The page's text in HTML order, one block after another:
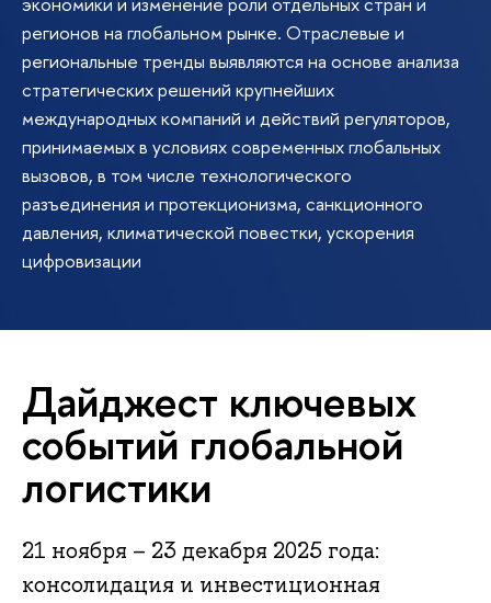
регионов на глобальном рынке. Отраслевые и
региональные тренды выявляются на основе анализа
стратегических решений крупнейших
международных компаний и действий регуляторов,
принимаемых в условиях современных глобальных
вызовов, в том числе технологического
разъединения и протекционизма, санкционного
давления, климатической повестки, ускорения
цифровизации
Дайджест ключевых
событий глобальной
логистики
21 ноября – 23 декабря 2025 года:
консолидация и инвестиционная